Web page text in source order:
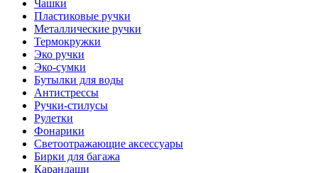
Чашки
Пластиковые ручки
Металлические ручки
Термокружки
Эко ручки
Эко-сумки
Бутылки для воды
Антистрессы
Ручки-стилусы
Рулетки
Фонарики
Светоотражающие аксессуары
Бирки для багажа
Карандаши